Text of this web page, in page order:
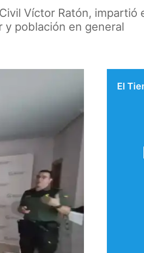
Víctor Ratón, impartió
y población en general
El